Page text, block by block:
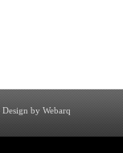
Design by Webarq